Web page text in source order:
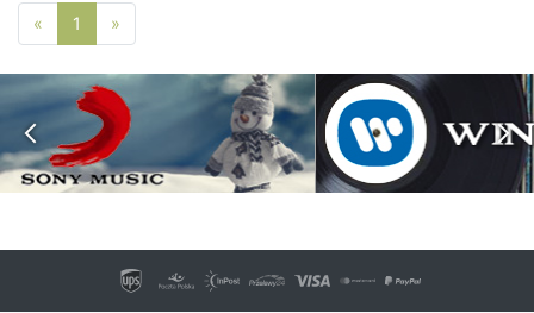
« Poprzednia strona
1 »